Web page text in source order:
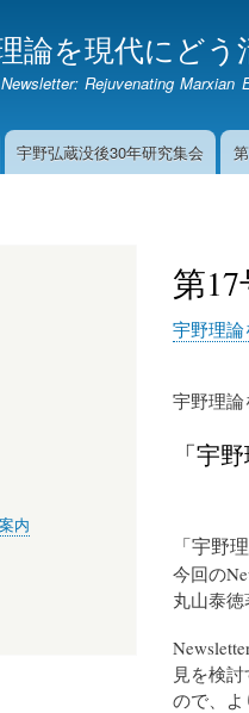
論を現代にどう
Rejuvenating Marxian
宇野弘蔵没後30年研究集会
第17
宇野理
宇野理論
「宇
「宇野
今回の
丸山泰
見を検
ので、よ
内